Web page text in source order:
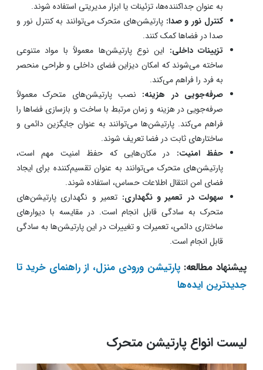
به عنوان جداکننده‌ها، تزئینات یا ابزار مدیریتی استفاده شوند.
کنترل نور و صدا:پارتیشن‌های متحرک می‌توانند به کنترل نور و
صدا در فضاها کمک کنند.
تزیینات داخلی:این نوع پارتیشن‌ها معمولاً با مواد متنوعی
ساخته می‌شوند که امکان دیزاین فضای داخلی و طراحی منحصر
به فرد را فراهم می‌کند.
صرفه‌جویی در هزینه:نصب پارتیشن‌های متحرک معمولاً
صرفه‌جویی در هزینه و زمان مرتبط با ساخت و بازسازی فضاها را
فراهم می‌کند. پارتیشن‌ها می‌توانند به عنوان جایگزین دائمی و
ساختارهای ثابت در فضا تعریف شوند.
حفظ امنیت: در مکان‌هایی که حفظ امنیت مهم است،
پارتیشن‌های متحرک می‌توانند به عنوان تقسیم‌کننده برای ایجاد
فضای امن انتقال اطلاعات حساس، استفاده شوند.
سهولت در تعمیر و نگهداری:تعمیر و نگهداری پارتیشن‌های
متحرک به سادگی قابل انجام است. در مقایسه با دیوارهای
ساختاری دائمی، تعمیرات و تغییرات در این پارتیشن‌ها به سادگی
قابل انجام است.
پیشنهاد مطالعه:پارتیشن ورودی منزل، از راهنمای خرید تا
جدیدترین ایده‌ها
لیست انواع پارتیشن متحرک